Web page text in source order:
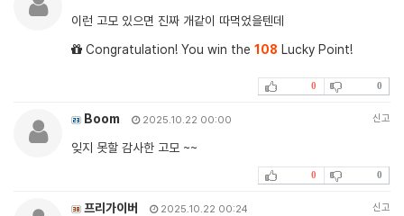
이런 고모 있으면 진짜 개같이 따먹었을텐데
Congratulation! You win the 108 Lucky Point!
0 0
Boom 2025.10.22 00:00 신고
잊지 못할 감사한 고모 ~~
0 0
프리가이버 2025.10.22 00:24 신고